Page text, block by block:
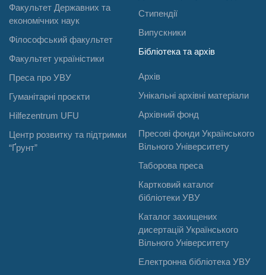
Факультет Державних та
економічних наук
Філософський факультет
Факультет україністики
Преса про УВУ
Гуманітарні проєкти
Hilfezentrum UFU
Центр розвитку та підтримки
“Ґрунт”
Стипендії
Випускники
Бібліотека та архів
Архів
Унікальні архівні матеріали
Архівний фонд
Пресові фонди Українського
Вільного Університету
Таборова преса
Картковий каталог
бібліотеки УВУ
Каталог захищених
дисертацій Українського
Вільного Університету
Електронна бібліотека УВУ